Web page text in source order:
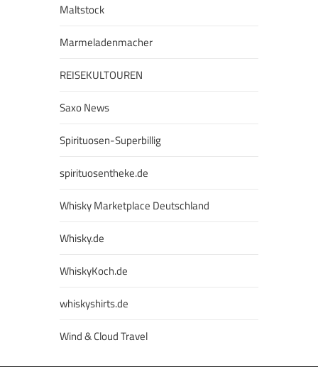
Maltstock
Marmeladenmacher
REISEKULTOUREN
Saxo News
Spirituosen-Superbillig
spirituosentheke.de
Whisky Marketplace Deutschland
Whisky.de
WhiskyKoch.de
whiskyshirts.de
Wind & Cloud Travel